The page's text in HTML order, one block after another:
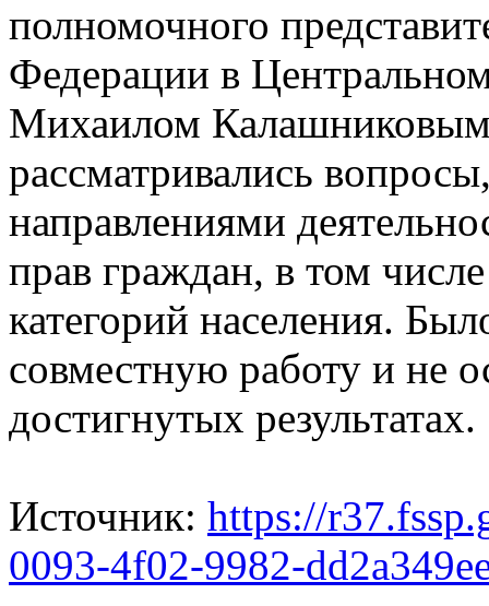
полномочного
Федерации в
Михаилом
рассматривались
направлениями
прав граждан, в том
категорий населения.
совместную работу и не
достигнутых результатах.
Источник: https://
0093-4f02-9982-